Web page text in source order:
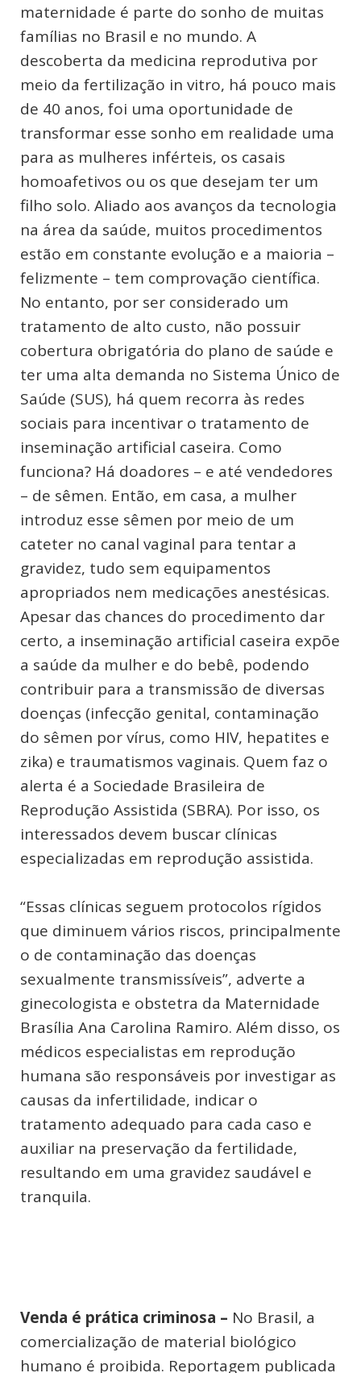
maternidade é parte do sonho de muitas
famílias no Brasil e no mundo. A
descoberta da medicina reprodutiva por
meio da fertilização in vitro, há pouco mais
de 40 anos, foi uma oportunidade de
transformar esse sonho em realidade uma
para as mulheres inférteis, os casais
homoafetivos ou os que desejam ter um
filho solo. Aliado aos avanços da tecnologia
na área da saúde, muitos procedimentos
estão em constante evolução e a maioria –
felizmente – tem comprovação científica.
No entanto, por ser considerado um
tratamento de alto custo, não possuir
cobertura obrigatória do plano de saúde e
ter uma alta demanda no Sistema Único de
Saúde (SUS), há quem recorra às redes
sociais para incentivar o tratamento de
inseminação artificial caseira. Como
funciona? Há doadores – e até vendedores
– de sêmen. Então, em casa, a mulher
introduz esse sêmen por meio de um
cateter no canal vaginal para tentar a
gravidez, tudo sem equipamentos
apropriados nem medicações anestésicas.
Apesar das chances do procedimento dar
certo, a inseminação artificial caseira expõe
a saúde da mulher e do bebê, podendo
contribuir para a transmissão de diversas
doenças (infecção genital, contaminação
do sêmen por vírus, como HIV, hepatites e
zika) e traumatismos vaginais. Quem faz o
alerta é a Sociedade Brasileira de
Reprodução Assistida (SBRA). Por isso, os
interessados devem buscar clínicas
especializadas em reprodução assistida.
“Essas clínicas seguem protocolos rígidos
que diminuem vários riscos, principalmente
o de contaminação das doenças
sexualmente transmissíveis”, adverte a
ginecologista e obstetra da Maternidade
Brasília Ana Carolina Ramiro. Além disso, os
médicos especialistas em reprodução
humana são responsáveis por investigar as
causas da infertilidade, indicar o
tratamento adequado para cada caso e
auxiliar na preservação da fertilidade,
resultando em uma gravidez saudável e
tranquila.
Venda é prática criminosa – No Brasil, a
comercialização de material biológico
humano é proibida. Reportagem publicada